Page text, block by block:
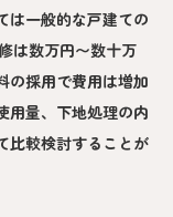
は一般的な戸建ての
は数万円〜数十万
の採用で費用は増加
用量、下地処理の内
比較検討することが